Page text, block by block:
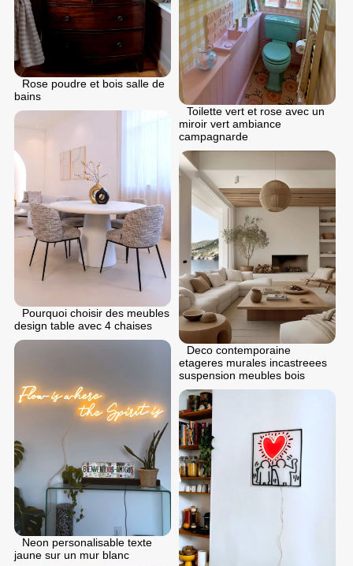
Rose poudre et bois salle de
bains
Toilette vert et rose avec un
miroir vert ambiance
campagnarde
Pourquoi choisir des meubles
design table avec 4 chaises
Deco contemporaine
etageres murales incastreees
suspension meubles bois
Neon personalisable texte
jaune sur un mur blanc